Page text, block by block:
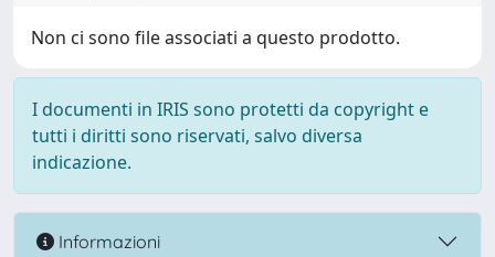
Non ci sono file associati a questo prodotto.
I documenti in IRIS sono protetti da copyright e
tutti i diritti sono riservati, salvo diversa
indicazione.
Informazioni